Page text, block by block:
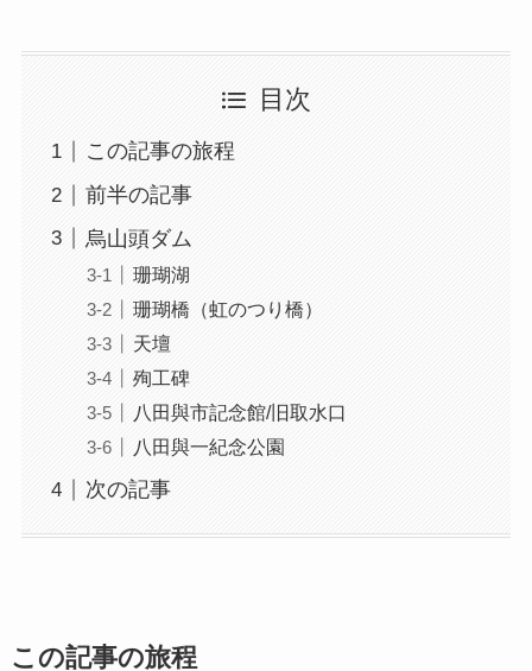
目次
この記事の旅程
前半の記事
烏山頭ダム
珊瑚湖
珊瑚橋（虹のつり橋）
天壇
殉工碑
八田與市記念館/旧取水口
八田與一紀念公園
次の記事
この記事の旅程